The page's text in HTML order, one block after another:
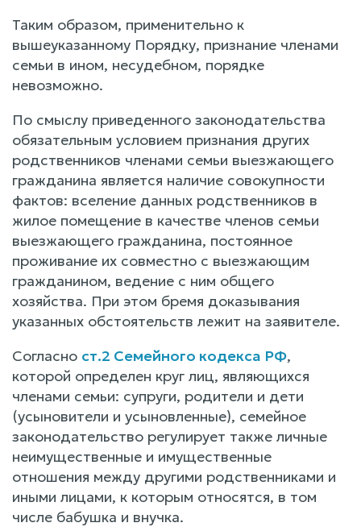
Таким образом, применительно к
вышеуказанному Порядку, признание членами
семьи в ином, несудебном, порядке
невозможно.
По смыслу приведенного законодательства
обязательным условием признания других
родственников членами семьи выезжающего
гражданина является наличие совокупности
фактов: вселение данных родственников в
жилое помещение в качестве членов семьи
выезжающего гражданина, постоянное
проживание их совместно с выезжающим
гражданином, ведение с ним общего
хозяйства. При этом бремя доказывания
указанных обстоятельств лежит на заявителе.
Согласно ст.2 Семейного кодекса РФ,
которой определен круг лиц, являющихся
членами семьи: супруги, родители и дети
(усыновители и усыновленные), семейное
законодательство регулирует также личные
неимущественные и имущественные
отношения между другими родственниками и
иными лицами, к которым относятся, в том
числе бабушка и внучка.